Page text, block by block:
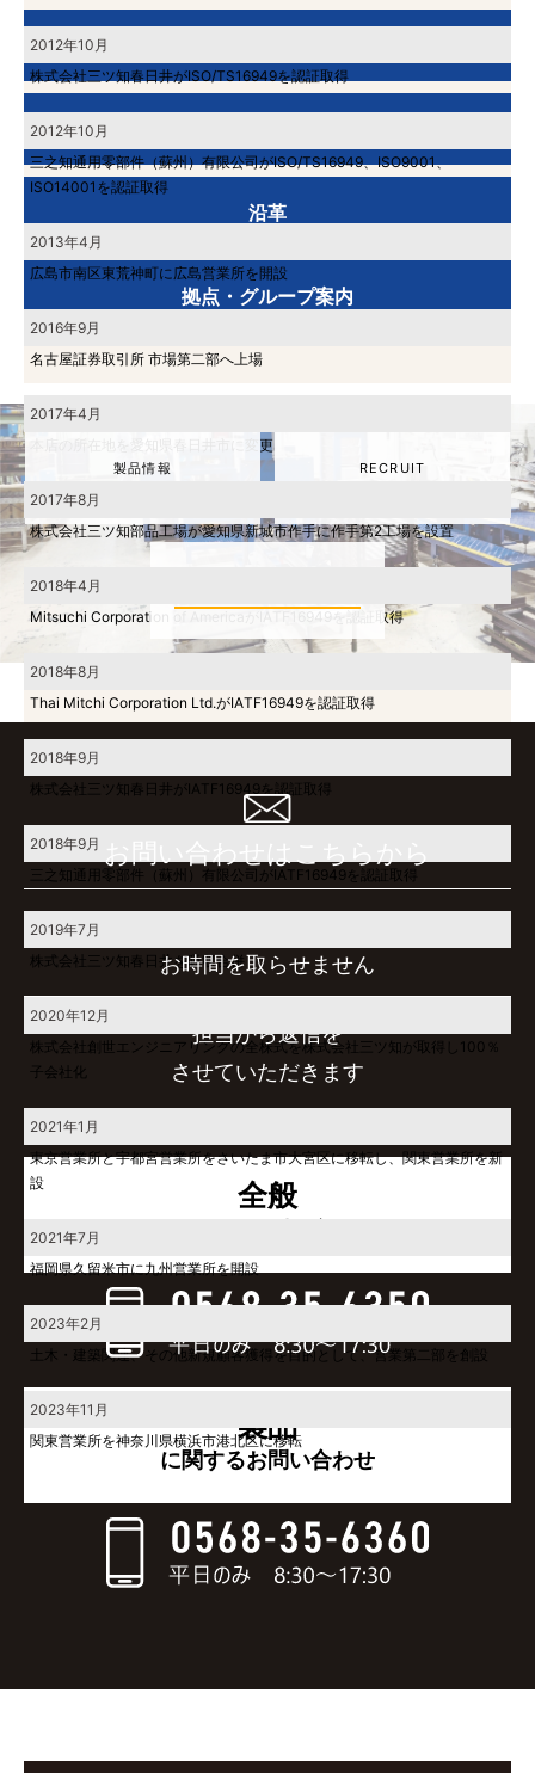
2012年10月
株式会社三ツ知春日井がISO/TS16949を認証取得
2012年10月
三之知通用零部件（蘇州）有限公司がISO/TS16949、ISO9001、
ISO14001を認証取得
2013年4月
広島市南区東荒神町に広島営業所を開設
2016年9月
名古屋証券取引所 市場第二部へ上場
2017年4月
本店の所在地を愛知県春日井市に変更
2017年8月
株式会社三ツ知部品工場が愛知県新城市作手に作手第2工場を設置
2018年4月
Mitsuchi Corporation of AmericaがIATF16949を認証取得
2018年8月
Thai Mitchi Corporation Ltd.がIATF16949を認証取得
2018年9月
株式会社三ツ知春日井がIATF16949を認証取得
2018年9月
三之知通用零部件（蘇州）有限公司がIATF16949を認証取得
2019年7月
株式会社三ツ知春日井を吸収合併
2020年12月
株式会社創世エンジニアリングの全株式を株式会社三ツ知が取得し100％
子会社化
2021年1月
東京営業所と宇都宮営業所をさいたま市大宮区に移転し、関東営業所を新
設
2021年7月
福岡県久留米市に九州営業所を開設
2023年2月
土木・建築関連、その他新規顧客獲得を目的として、営業第二部を創設
2023年11月
関東営業所を神奈川県横浜市港北区に移転
沿革
拠点・グループ案内
製品情報 RECRUIT
お時間を取らせません
担当から返信を
させていただきます
全般
製品
に関するお問い合わせ